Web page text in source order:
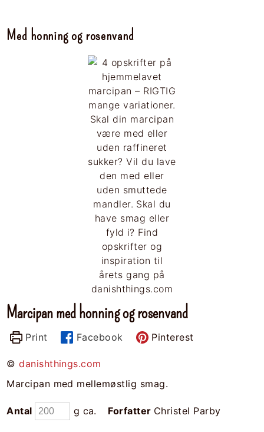
Med honning og rosenvand
Marcipan med honning og rosenvand
Print Facebook Pinterest
©danishthings.com
Marcipan med mellemøstlig smag.
Antal g ca. Forfatter Christel Parby